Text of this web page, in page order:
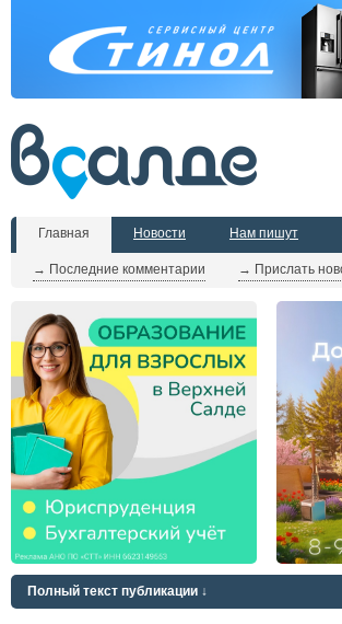
Главная
→ Последние комментарии → Прислать
Новости Нам пишут
Полный текст публикации ↓